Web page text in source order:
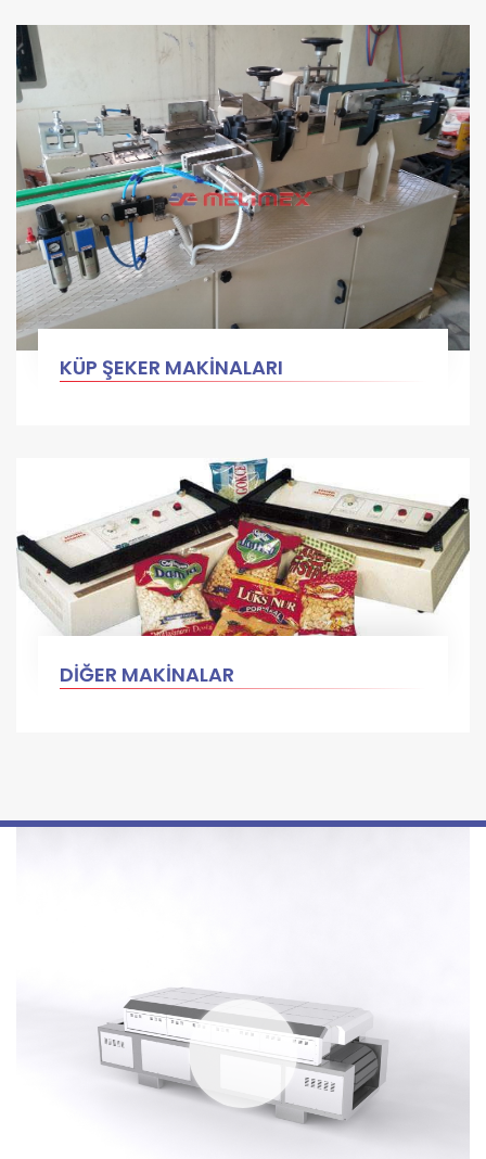
KÜP ŞEKER MAKİNALARI
DİĞER MAKİNALAR